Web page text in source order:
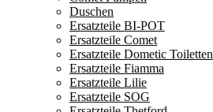
Duschen
Ersatzteile BI-POT
Ersatzteile Comet
Ersatzteile Dometic Toiletten
Ersatzteile Fiamma
Ersatzteile Lilie
Ersatzteile SOG